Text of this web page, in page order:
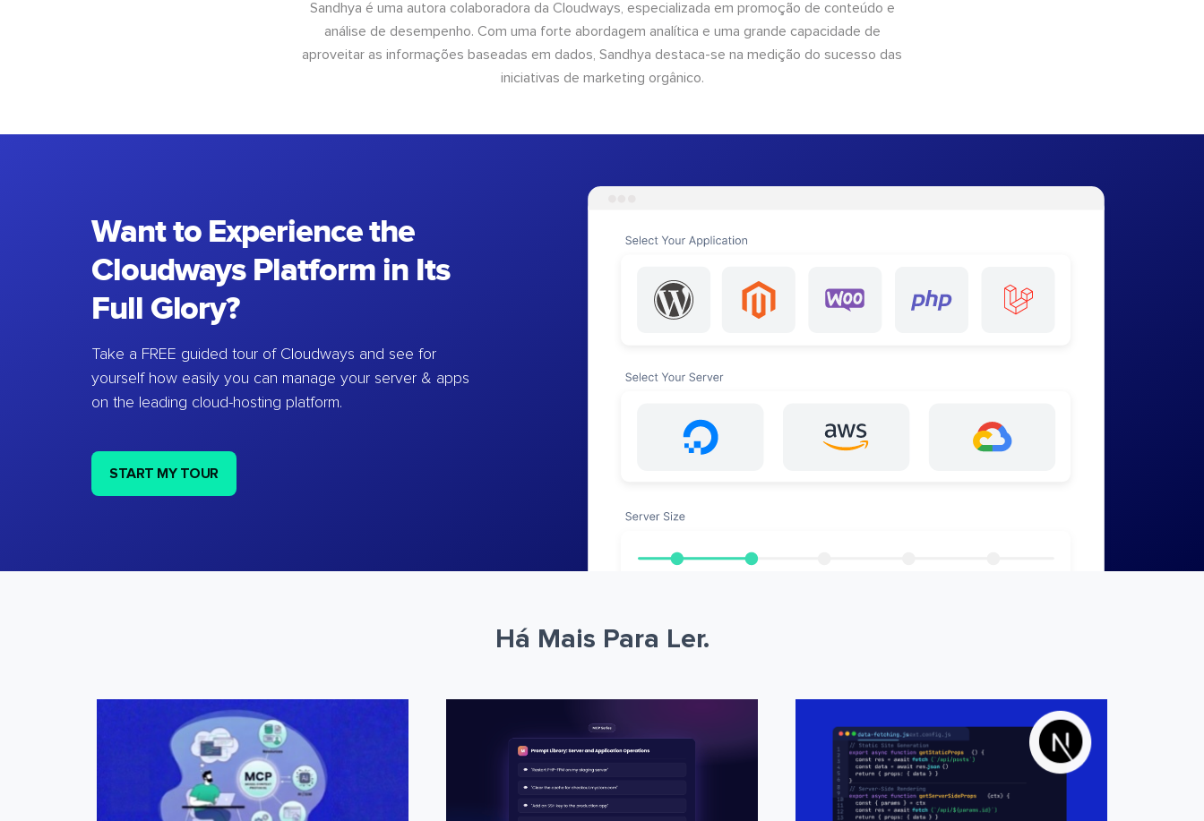
Sandhya é uma autora colaboradora da Cloudways, especializada em promoção de conteúdo e
análise de desempenho. Com uma forte abordagem analítica e uma grande capacidade de
aproveitar as informações baseadas em dados, Sandhya destaca-se na medição do sucesso das
iniciativas de marketing orgânico.
Want to Experience the
Cloudways Platform in Its
Full Glory?
Take a FREE guided tour of Cloudways and see for
yourself how easily you can manage your server & apps
on the leading cloud-hosting platform.
START MY TOUR
Há Mais Para Ler.